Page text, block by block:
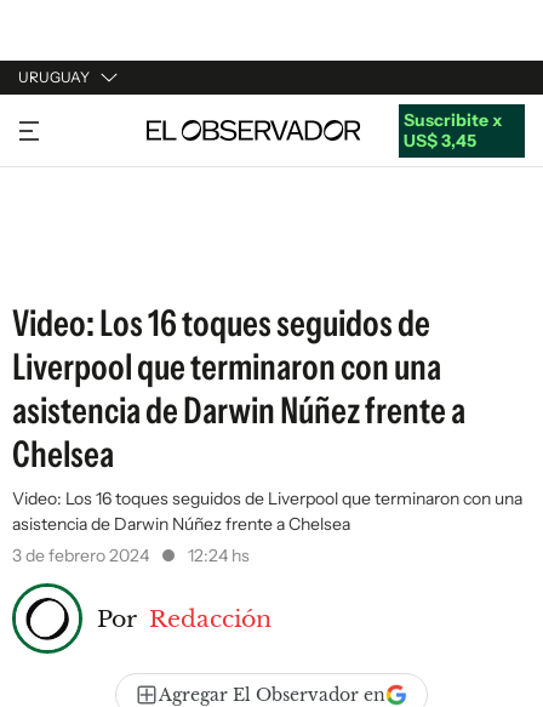
URUGUAY
URUGUAY
ARGENTINA
Suscribite x
US$ 3,45
Video: Los 16 toques seguidos de
Liverpool que terminaron con una
asistencia de Darwin Núñez frente a
Chelsea
Video: Los 16 toques seguidos de Liverpool que terminaron con una
asistencia de Darwin Núñez frente a Chelsea
3 de febrero 2024
12:24 hs
Por Redacción
Agregar El Observador en